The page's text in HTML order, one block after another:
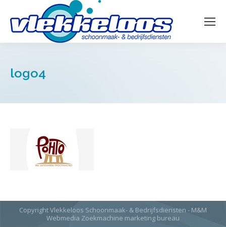
logo4
Copyright Vlekkeloos Schoonmaak- & Bedrijfsdiensten - M&M
Webmedia Zoekmachine marketing bureau